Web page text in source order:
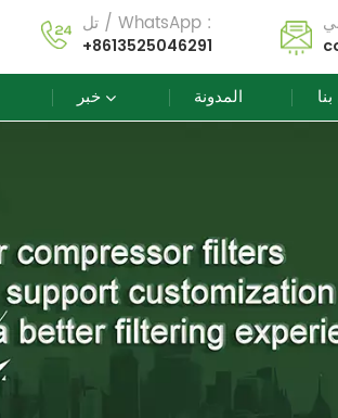
تل / WhatsApp :
+8613525046291
خبر المدونة